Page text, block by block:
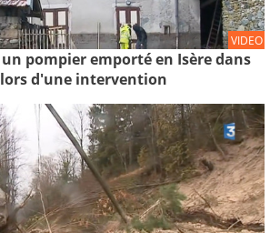
VIDEO
pompier emporté en Isère dans
d'une intervention